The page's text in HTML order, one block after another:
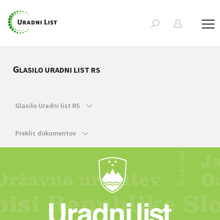
GLASILO URADNI LIST RS
Glasilo Uradni list RS
Preklic dokumentov